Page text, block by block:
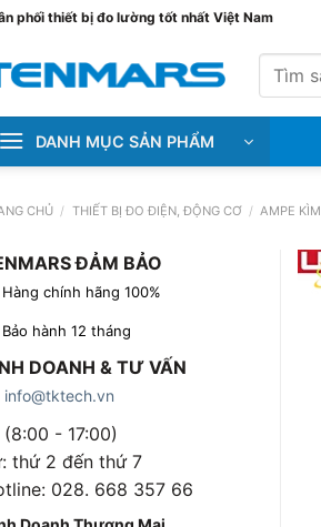
phối thiết bị đo lường tốt nhất Việt Nam
kiếm:
DANH MỤC SẢN PHẨM
CHỦ / THIẾT BỊ ĐO ĐIỆN, ĐỘNG CƠ / AMPE KÌM
ĐẢM BẢO
Hàng chính hãng 100%
Bảo hành 12 tháng
DOANH & TƯ VẤN
info@tktech.vn
(8:00 - 17:00)
thứ 2 đến thứ 7
028. 668 357 66